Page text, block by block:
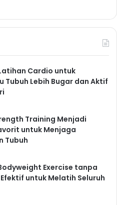
Cardio untuk
Tubuh Lebih Bugar dan Aktif
Training Menjadi
untuk Menjaga
Tubuh
Exercise tanpa
untuk Melatih Seluruh